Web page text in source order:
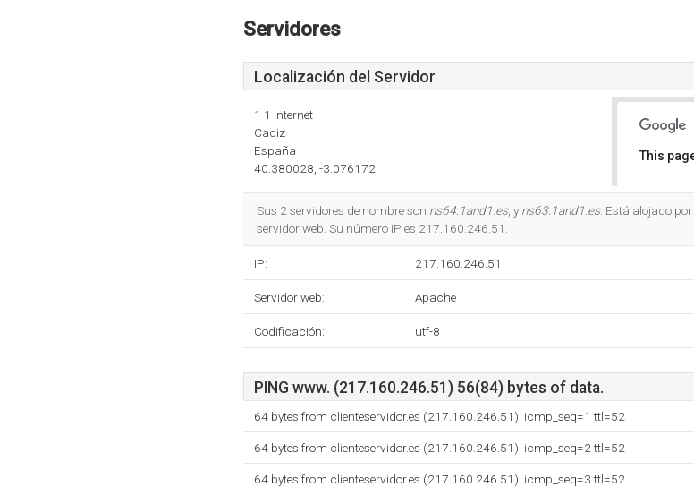
Servidores
Localización del Servidor
1 1 Internet
Cadiz
España
40.380028, -3.076172
This
Sus 2 servidores de nombre son ns64.1and1.es, y ns63.1and1.es. Está alojado
servidor web. Su número IP es 217.160.246.51.
IP: 217.160.246.51
Servidor web: Apache
Codificación: utf-8
PING www. (217.160.246.51) 56(84) bytes of data.
64 bytes from clienteservidor.es (217.160.246.51): icmp_seq=1 ttl=52
64 bytes from clienteservidor.es (217.160.246.51): icmp_seq=2 ttl=52
64 bytes from clienteservidor.es (217.160.246.51): icmp_seq=3 ttl=52